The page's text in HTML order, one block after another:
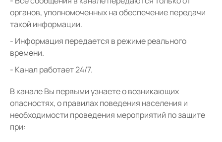
органов, уполномоченных на обеспечение передачи
такой информации.
Информация передается в режиме реального
времени.
Канал работает 24/7.
В канале Вы первыми узнаете о возникающих
опасностях, о правилах поведения населения и
необходимости проведения мероприятий по защите
при: